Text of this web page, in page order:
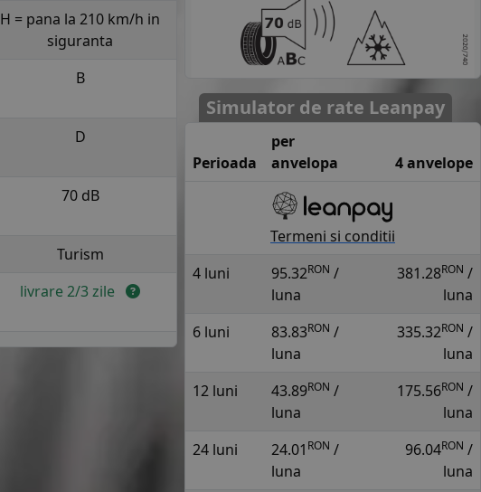
H = pana la 210 km/h in
siguranta
B
D
70 dB
Turism
livrare 2/3 zile
Simulator de rate Leanpay
Perioada
per
anvelopa
4 anvelope
Termeni si conditii
4 luni
95.32RON /
luna
381.28RON /
luna
6 luni
83.83RON /
luna
335.32RON /
luna
12 luni
43.89RON /
luna
175.56RON /
luna
24 luni
24.01 RON /
luna
96.04RON /
luna